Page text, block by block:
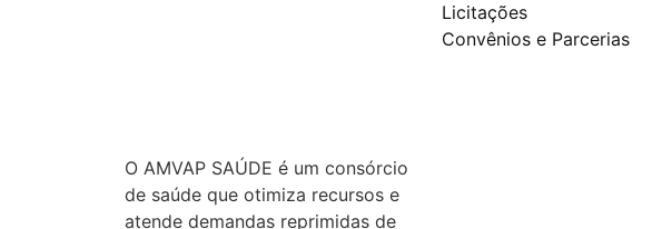
O AMVAP SAÚDE é um consórcio
de saúde que otimiza recursos e
atende demandas reprimidas de
Licitações
Convênios e Parcerias